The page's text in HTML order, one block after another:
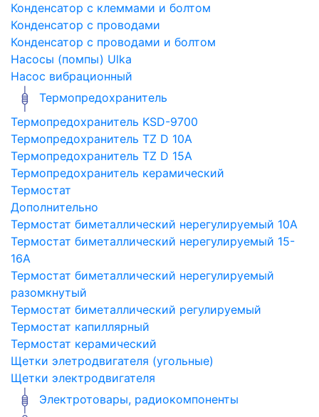
Конденсатор с клеммами и болтом
Конденсатор с проводами
Конденсатор с проводами и болтом
Насосы (помпы) Ulka
Насос вибрационный
Термопредохранитель
Термопредохранитель KSD-9700
Термопредохранитель TZ D 10A
Термопредохранитель TZ D 15A
Термопредохранитель керамический
Термостат
Дополнительно
Термостат биметаллический нерегулируемый 10A
Термостат биметаллический нерегулируемый 15-
16A
Термостат биметаллический нерегулируемый
разомкнутый
Термостат биметаллический регулируемый
Термостат капиллярный
Термостат керамический
Щетки элетродвигателя (угольные)
Щетки электродвигателя
Электротовары, радиокомпоненты